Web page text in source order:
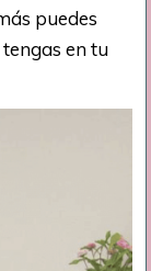
puedes
en tu